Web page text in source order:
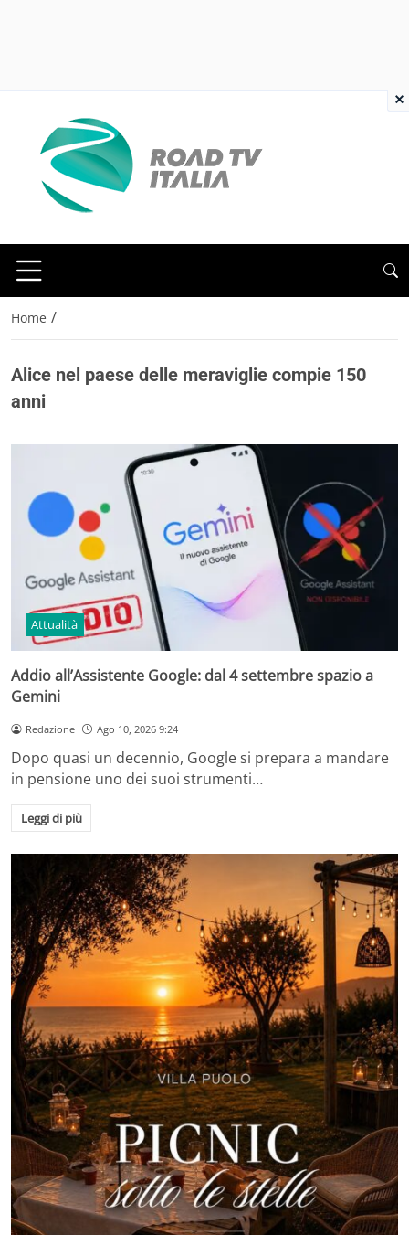
Home /
Alice nel paese delle meraviglie compie 150
anni
Attualità
Addio all’Assistente Google: dal 4 settembre spazio a
Gemini
Redazione Ago 10, 2026 9:24
Dopo quasi un decennio, Google si prepara a mandare
in pensione uno dei suoi strumenti…
Leggi di più
×